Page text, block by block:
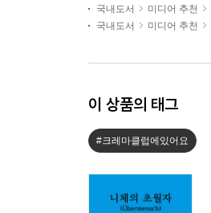
국내도서 미디어 추천
국내도서
미디어 추천
이 상품의 태그
#크레마클럽에있어요